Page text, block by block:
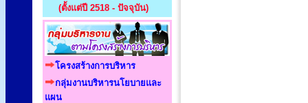
(ตั้งแต่ปี 2518 - ปัจจุบัน)
โครงสร้างการบริหาร
กลุ่มงานบริหารนโยบายและ
แผน